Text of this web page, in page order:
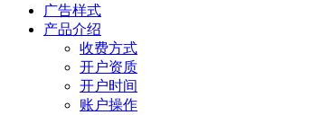
广告样式
产品介绍
收费方式
开户资质
开户时间
账户操作